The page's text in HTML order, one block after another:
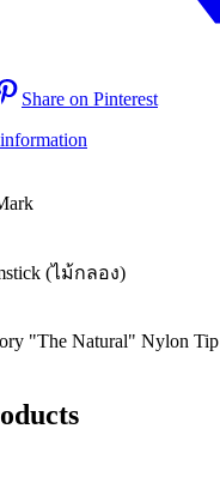
Share on Pinterest
(ไม้กลอง)
"The Natural" Nylon Tip